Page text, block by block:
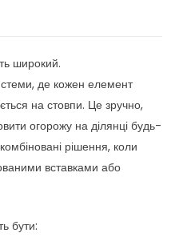
широкий.
де кожен елемент
на стовпи. Це зручно,
огорожу на ділянці будь-
рішення, коли
вставками або
бути: